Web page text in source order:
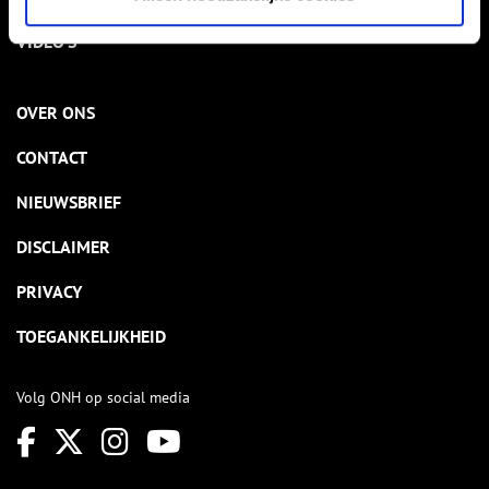
VIDEO’S
OVER ONS
CONTACT
NIEUWSBRIEF
DISCLAIMER
PRIVACY
TOEGANKELIJKHEID
Volg ONH op social media